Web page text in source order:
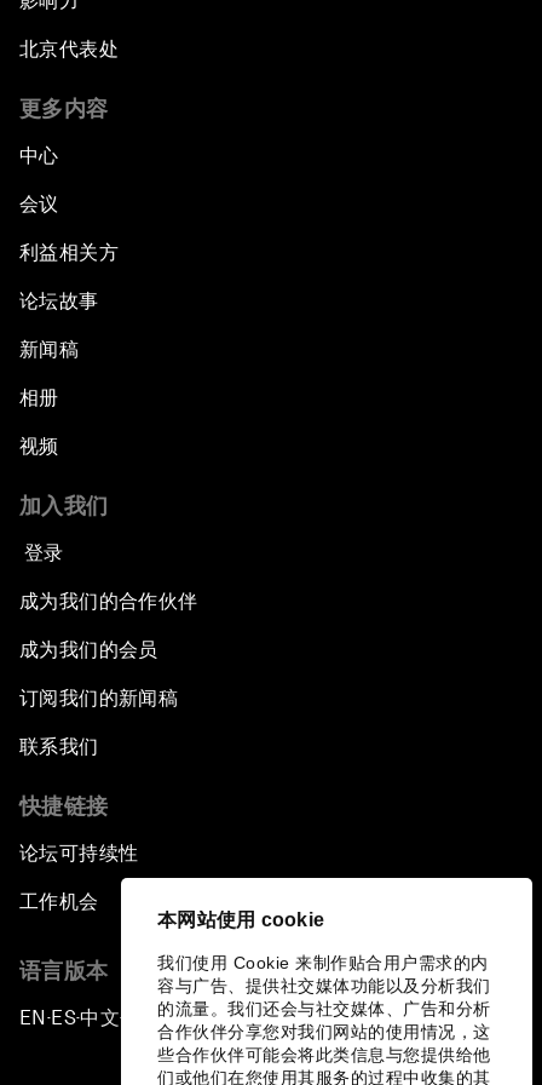
本网站使用 cookie
我们使用 Cookie 来制作贴合用户需求的内
容与广告、提供社交媒体功能以及分析我们
的流量。我们还会与社交媒体、广告和分析
合作伙伴分享您对我们网站的使用情况，这
些合作伙伴可能会将此类信息与您提供给他
们或他们在您使用其服务的过程中收集的其
北京代表处
更多内容
中心
会议
利益相关方
论坛故事
新闻稿
相册
视频
加入我们
登录
成为我们的合作伙伴
成为我们的会员
订阅我们的新闻稿
联系我们
快捷链接
论坛可持续性
工作机会
语言版本
EN ▪ES▪中文▪ 日本語